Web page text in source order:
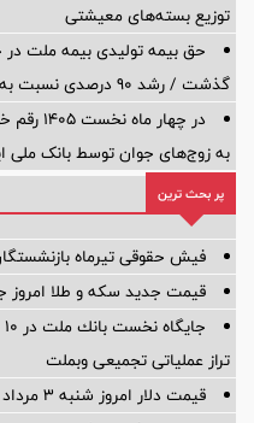
توزیع بسته‌های معیشتی
گذشت / رشد 90 درصدی نسبت به مدت مشابه سال گذشته
به زوج‌های جوان توسط بانک ملی
پر بحث ترین
فیش حقوقی تیرماه
قیمت جدید سکه و طلا امروز جمعه ۲ مرداد
تراز عملیاتی تجمیعی وبملت
قیمت دلار امروز شنبه ۳ مرداد ۱۴۰۵/افزایش قیمت